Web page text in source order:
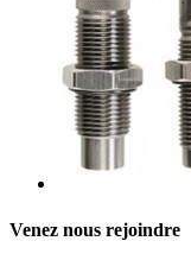
Venez nous rejoindre